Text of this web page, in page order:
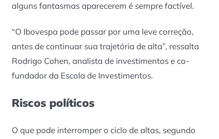
alguns fantasmas aparecerem é sempre factível.
“O Ibovespa pode passar por uma leve correção,
antes de continuar sua trajetória de alta”, ressalta
Rodrigo Cohen, analista de investimentos e co-
fundador da Escola de Investimentos.
Riscos políticos
O que pode interromper o ciclo de altas, segundo